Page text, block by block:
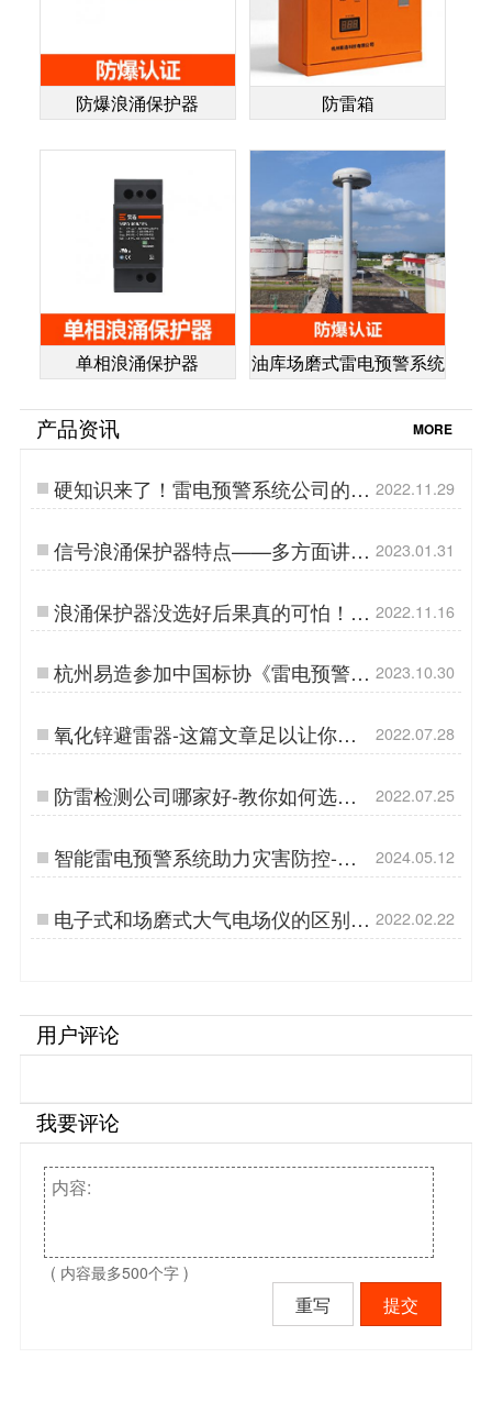
防爆浪涌保护器 防雷箱
单相浪涌保护器 油库场磨式雷电预警系统
产品资讯 MORE
硬知识来了！雷电预警系统公司的选
择看三点！【易造防雷】…
2022.11.29
信号浪涌保护器特点——多方面讲解
【易造防雷】…
2023.01.31
浪涌保护器没选好后果真的可怕！
【易造防雷】…
2022.11.16
杭州易造参加中国标协《雷电预警系
统信息采集传输技术规范》标准制定
启动会…
2023.10.30
氧化锌避雷器-这篇文章足以让你了
解【杭州易造】…
2022.07.28
防雷检测公司哪家好-教你如何选择
防雷检测公司【杭州易造】…
2022.07.25
智能雷电预警系统助力灾害防控-大
规模投入！-易造…
2024.05.12
电子式和场磨式大气电场仪的区别-
这几点要知道【杭州易造】…
2022.02.22
用户评论
我要评论
( 内容最多500个字 )
重写 提交